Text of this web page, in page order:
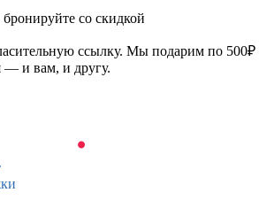
со скидкой
ссылку. Мы подарим по 500₽
— и вам, и другу.